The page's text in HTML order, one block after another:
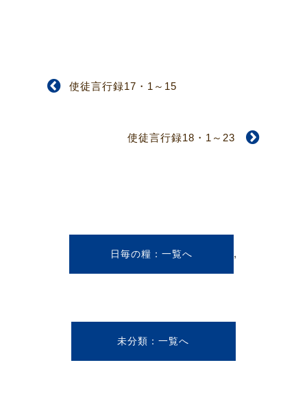
使徒言行録17・1～15
使徒言行録18・1～23
日毎の糧 ,
未分類